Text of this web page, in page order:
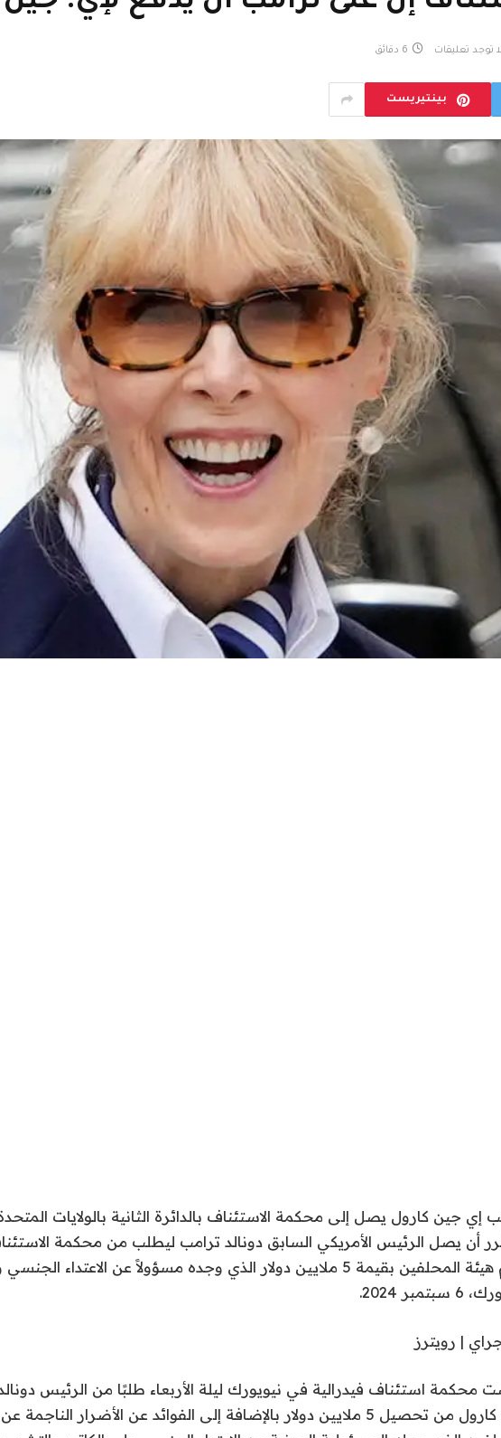
لا توجد تعليقات 6 دقائق
بينتيريست
إي جين كارول يصل إلى محكمة الاستئناف بالدائرة الثانية بالولايات
أن يصل الرئيس الأمريكي السابق دونالد ترامب ليطلب من محكمة الاستئناف
حكم هيئة المحلفين بقيمة 5 ملايين دولار الذي وجده مسؤولاً عن الاعتداء
2024.
| رويترز
محكمة استئناف فيدرالية في نيويورك ليلة الأربعاء طلبًا من الرئيس
جان كارول من تحصيل 5 ملايين دولار بالإضافة إلى الفوائد عن الأضرار